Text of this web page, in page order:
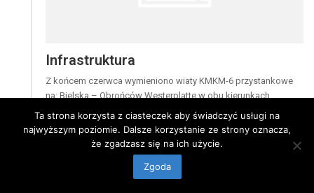
Infrastruktura
Z końcem czerwca wymieniono wiaty KMKM-6 przystankowe
na: Bielska – Obrońców Westerplatte w obu kierunkach,
Medyczna-Szpital (przy nowej zatoce), a starą wiatę Beta
przeniesiono na Przemysłowa – KM. Do końca roku KM ma
wydać łącznie na ich wymianę w mieście 75…
Ta strona korzysta z ciasteczek aby świadczyć usługi na
najwyższym poziomie. Dalsze korzystanie ze strony oznacza,
że zgadzasz się na ich użycie.
Zgoda